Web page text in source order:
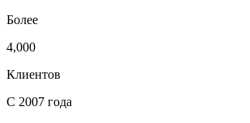
Более
4,000
Клиентов
С 2007 года